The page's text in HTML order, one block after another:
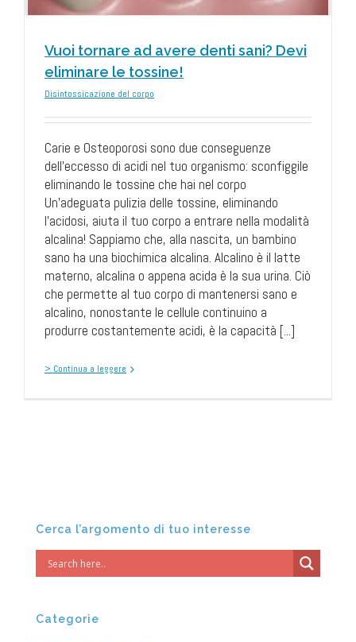
Vuoi tornare ad avere denti sani? Devi
eliminare le tossine!
Disintossicazione del corpo
Carie e Osteoporosi sono due conseguenze
dell’eccesso di acidi nel tuo organismo: sconfiggile
eliminando le tossine che hai nel corpo
Un'adeguata pulizia delle tossine, eliminando
l'acidosi, aiuta il tuo corpo a entrare nella modalità
alcalina! Sappiamo che, alla nascita, un bambino
sano ha una biochimica alcalina. Alcalino è il latte
materno, alcalina o appena acida è la sua urina. Ciò
che permette al tuo corpo di mantenersi sano e
alcalino, nonostante le cellule continuino a
produrre costantemente acidi, è la capacità [...]
> Continua a leggere
Cerca l’argomento di tuo interesse
Categorie